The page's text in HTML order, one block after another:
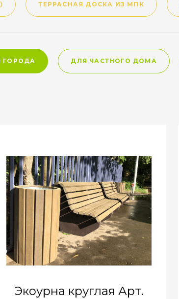
ТЕРРАСНАЯ ДОСКА ИЗ МПК
ГОРОДА ДЛЯ ЧАСТНОГО ДОМА
Экоурна круглая Арт.